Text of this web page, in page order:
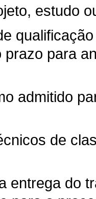
estudo
para
admitido
de
entrega do